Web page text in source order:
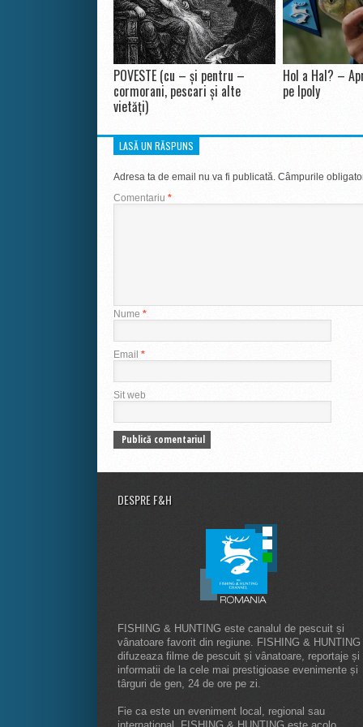
POVESTE (cu – și pentru –
cormorani, pescari și alte
vietăți)
Hol a Hal? –
pe Ipoly
LASĂ UN RĂSPUNS
Adresa ta de email nu va fi publicată. Câmpurile
Comentariu *
Nume *
Email *
Sit web
DESPRE F&H
FISHING & HUNTING este canalul de pescuit și
vânatoare favorit din regiune. FISHING & HUNTING
difuzeaza filme de pescuit și vânatoare, reportaje și
informatii de la cele mai prestigioase evenimente și
târguri de gen, 24 de ore pe zi.
Fie ca este un eveniment local, regional sau